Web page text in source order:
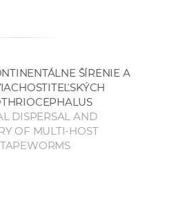
o
ŠÍRENIE A
DISPERSAL AND
OF MULTI-HOST